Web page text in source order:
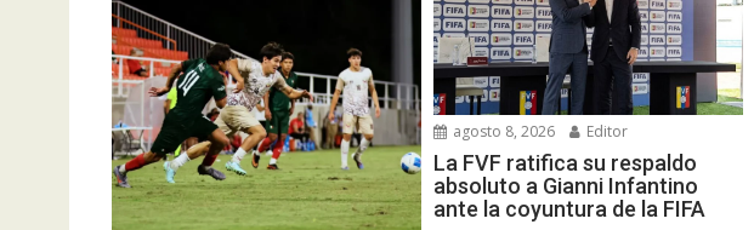
agosto 8, 2026 Editor
La FVF ratifica su respaldo
absoluto a Gianni Infantino
ante la coyuntura de la FIFA